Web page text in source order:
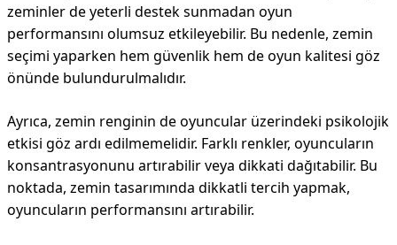
zeminler de yeterli destek sunmadan oyun
performansını olumsuz etkileyebilir. Bu nedenle, zemin
seçimi yaparken hem güvenlik hem de oyun kalitesi göz
önünde bulundurulmalıdır.
Ayrıca, zemin renginin de oyuncular üzerindeki psikolojik
etkisi göz ardı edilmemelidir. Farklı renkler, oyuncuların
konsantrasyonunu artırabilir veya dikkati dağıtabilir. Bu
noktada, zemin tasarımında dikkatli tercih yapmak,
oyuncuların performansını artırabilir.